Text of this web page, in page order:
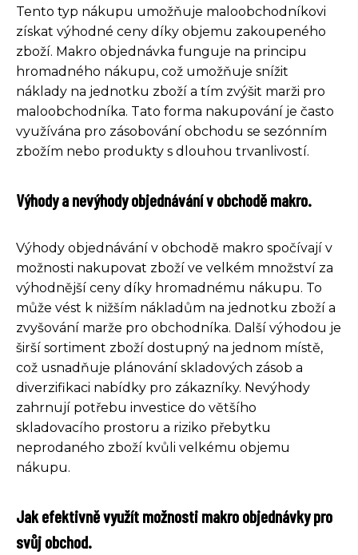
Tento typ nákupu umožňuje maloobchodníkovi
získat výhodné ceny díky objemu zakoupeného
zboží. Makro objednávka funguje na principu
hromadného nákupu, což umožňuje snížit
náklady na jednotku zboží a tím zvýšit marži pro
maloobchodníka. Tato forma nakupování je často
využívána pro zásobování obchodu se sezónním
zbožím nebo produkty s dlouhou trvanlivostí.
Výhody a nevýhody objednávání v obchodě makro.
Výhody objednávání v obchodě makro spočívají v
možnosti nakupovat zboží ve velkém množství za
výhodnější ceny díky hromadnému nákupu. To
může vést k nižším nákladům na jednotku zboží a
zvyšování marže pro obchodníka. Další výhodou je
širší sortiment zboží dostupný na jednom místě,
což usnadňuje plánování skladových zásob a
diverzifikaci nabídky pro zákazníky. Nevýhody
zahrnují potřebu investice do většího
skladovacího prostoru a riziko přebytku
neprodaného zboží kvůli velkému objemu
nákupu.
Jak efektivně využít možnosti makro objednávky pro
svůj obchod.